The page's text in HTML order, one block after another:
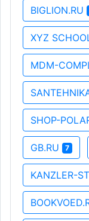
BIGLION.RU
XYZ
MDM-
SHOP-
GB.RU 7
KANZLER-